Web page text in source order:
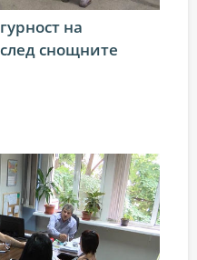
на
снощните